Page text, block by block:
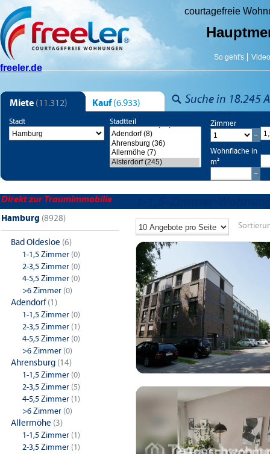
courtagefreie
Video
So geht's
freeler.de
Suche in 18.245
Miete (11.312) Kauf (6.933)
Stadt Stadtteil
Wohnfläche in
m²
Zimmer
Direkt zur Traumimmobilie
Hamburg (8928)
Bad Oldesloe (6)
1-1,5 Zimmer (0)
2-3,5 Zimmer (0)
4-5,5 Zimmer (0)
>6 Zimmer (0)
Adendorf(1)
1-1,5 Zimmer (0)
2-3,5 Zimmer (1)
4-5,5 Zimmer (0)
>6 Zimmer (0)
Ahrensburg (14)
1-1,5 Zimmer (0)
2-3,5 Zimmer (5)
4-5,5 Zimmer (1)
>6 Zimmer (0)
Allermöhe (3)
1-1,5 Zimmer (1)
2-3,5 Zimmer (1)